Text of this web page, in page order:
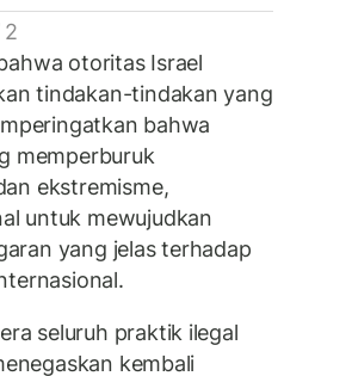
2
otoritas Israel
tindakan-tindakan yang
bahwa
memperburuk
ekstremisme,
untuk mewujudkan
yang jelas terhadap
seluruh praktik ilegal
kembali